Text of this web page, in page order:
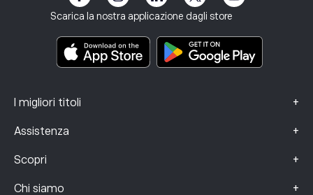
Scarica la nostra applicazione dagli store
I migliori titoli +
Assistenza +
Scopri +
Chi siamo +
Termini e condizioni
Documenti informativi chiave
Dati sui reclami (clienti FCA)
Assicurazione sugli investimenti